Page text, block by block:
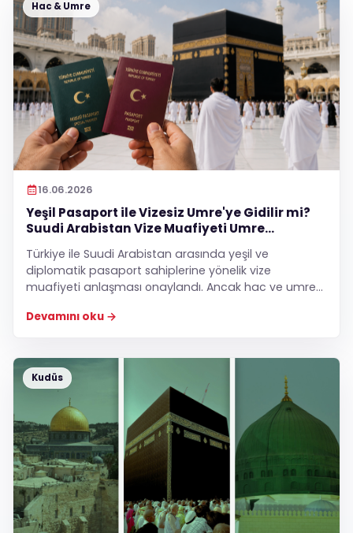
Hac & Umre
16.06.2026
Yeşil Pasaport ile Vizesiz Umre'ye Gidilir mi?
Suudi Arabistan Vize Muafiyeti Umre
Türkiye ile Suudi Arabistan arasında yeşil ve
diplomatik pasaport sahiplerine yönelik vize
muafiyeti anlaşması onaylandı. Ancak hac ve umre
muafiyetten yararlanamayacak; umre yolcuları için
Devamını oku
Kudüs